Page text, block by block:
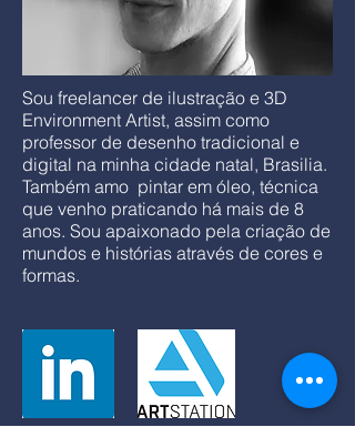
Sou freelancer de ilustração e 3D
Environment Artist, assim como
professor de desenho tradicional e
digital na minha cidade natal, Brasilia.
Também amo pintar em óleo, técnica
que venho praticando há mais de 8
anos. Sou apaixonado pela criação de
mundos e histórias através de cores e
formas.